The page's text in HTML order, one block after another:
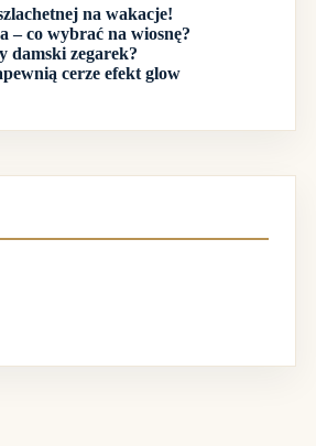
na wakacje!
– co wybrać na wiosnę?
damski zegarek?
cerze efekt glow